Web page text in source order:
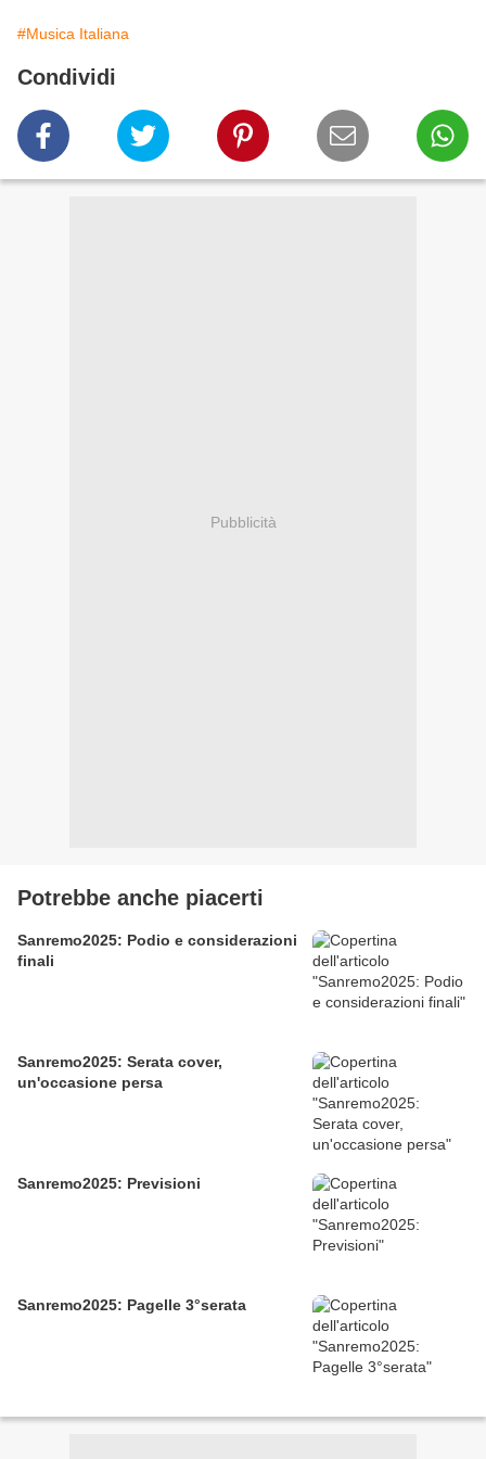
#Musica Italiana
Condividi
Pubblicità
Potrebbe anche piacerti
Sanremo2025: Podio e considerazioni
finali
Sanremo2025: Serata cover,
un'occasione persa
Sanremo2025: Previsioni
Sanremo2025: Pagelle 3°serata